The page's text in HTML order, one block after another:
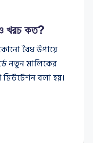
খরচ কত?
বৈধ উপায়ে
নতুন মালিকের
মিউটেশন বলা হয়।